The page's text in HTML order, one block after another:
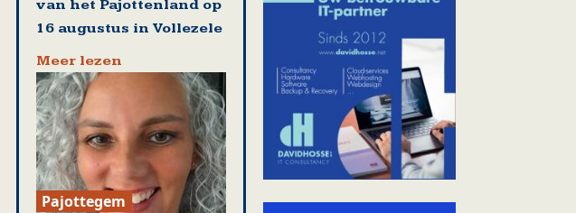
van het Pajottenland op
16 augustus in Vollezele
Meer lezen
Pajottegem